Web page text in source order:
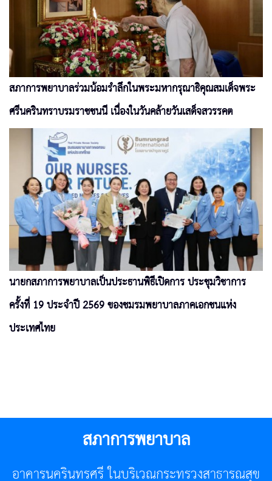
สภาการพยาบาลร่วมน้อมรำลึกในพระมหากรุณาธิคุณสมเด็จพระ
ศรีนครินทราบรมราชชนนี เนื่องในวันคล้ายวันเสด็จสวรรคต
นายกสภาการพยาบาลเป็นประธานพิธีเปิดการ ประชุมวิชาการ
ครั้งที่ 19 ประจำปี 2569 ของชมรมพยาบาลภาคเอกชนแห่ง
ประเทศไทย
สภาการพยาบาล
อาคารนครินทรศรี ในบริเวณกระทรวงสาธารณสุข